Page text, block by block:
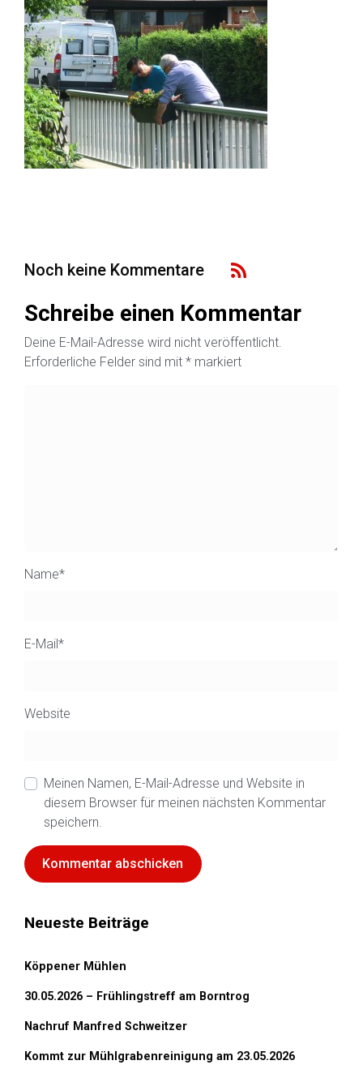
Noch keine Kommentare
Schreibe einen Kommentar
Deine E-Mail-Adresse wird nicht veröffentlicht.
Erforderliche Felder sind mit * markiert
Name*
E-Mail*
Website
Meinen Namen, E-Mail-Adresse und Website in
diesem Browser für meinen nächsten Kommentar
speichern.
Neueste Beiträge
Köppener Mühlen
30.05.2026 – Frühlingstreff am Borntrog
Nachruf Manfred Schweitzer
Kommt zur Mühlgrabenreinigung am 23.05.2026